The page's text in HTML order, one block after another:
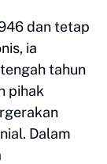
dan tetap
ia
tahun
pihak
Dalam